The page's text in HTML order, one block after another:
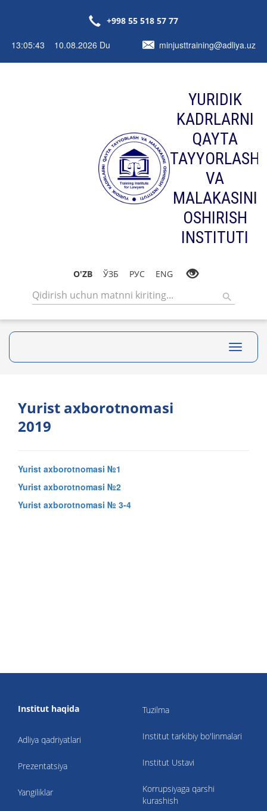
+998 55 518 57 77
13:05:43 10.08.2026 Du minjusttraining@adliya.uz
YURIDIK
KADRLARNI
QAYTA
TAYYORLASH
VA
MALAKASINI
OSHIRISH
INSTITUTI
O'ZB ЎЗБ РУС ENG
Toggle
Yurist axborotnomasi
2019
Yurist axborotnomasi №1
Yurist axborotnomasi №2
Yurist axborotnomasi № 3-4
Institut haqida
Adliya qadriyatlari
Prezentatsiya
Yangiliklar
Tuzilma
Institut tarkibiy bo'linmalari
Institut Ustavi
Korrupsiyaga qarshi
kurashish